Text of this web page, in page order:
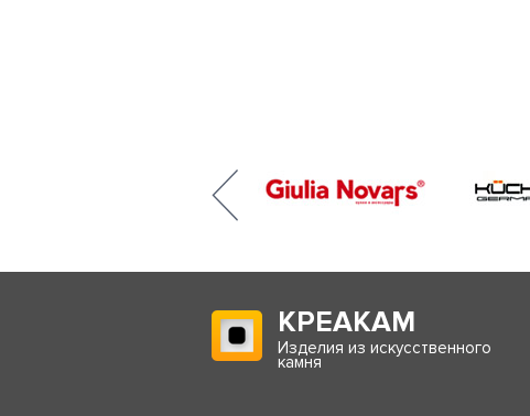
КРЕАКАМ
Изделия из искусственного
камня